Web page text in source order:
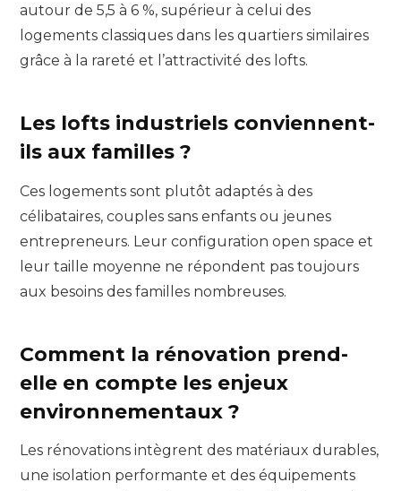
autour de 5,5 à 6 %, supérieur à celui des
logements classiques dans les quartiers similaires
grâce à la rareté et l’attractivité des lofts.
Les lofts industriels conviennent-
ils aux familles ?
Ces logements sont plutôt adaptés à des
célibataires, couples sans enfants ou jeunes
entrepreneurs. Leur configuration open space et
leur taille moyenne ne répondent pas toujours
aux besoins des familles nombreuses.
Comment la rénovation prend-
elle en compte les enjeux
environnementaux ?
Les rénovations intègrent des matériaux durables,
une isolation performante et des équipements